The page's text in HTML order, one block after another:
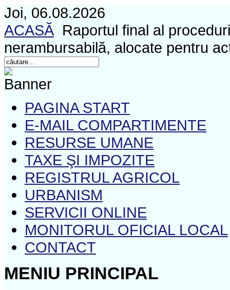
Joi, 06.08.2026
ACASĂ Raportul final al
nerambursabilă, alocate pentru
PAGINA START
E-MAIL COMPARTIMENTE
RESURSE UMANE
TAXE ŞI IMPOZITE
REGISTRUL AGRICOL
URBANISM
SERVICII ONLINE
MONITORUL OFICIAL LOCAL
CONTACT
MENIU PRINCIPAL